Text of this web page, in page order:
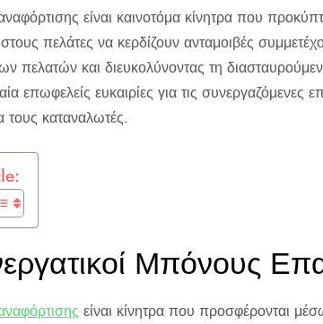
είναι καινοτόμα κίνητρα που
πελάτες να κερδίζουν ανταμοιβές
πελατών και διευκολύνοντας τη
επωφελείς ευκαιρίες για τις συνεργαζόμενες
τους καταναλωτές.
Μπόνους
είναι κίνητρα που προσφέρονται